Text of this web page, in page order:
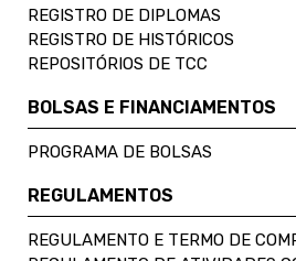
REGISTRO DE DIPLOMAS
REGISTRO DE HISTÓRICOS
REPOSITÓRIOS DE TCC
BOLSAS E FINANCIAMENTOS
PROGRAMA DE BOLSAS
REGULAMENTOS
REGULAMENTO E TERMO DE